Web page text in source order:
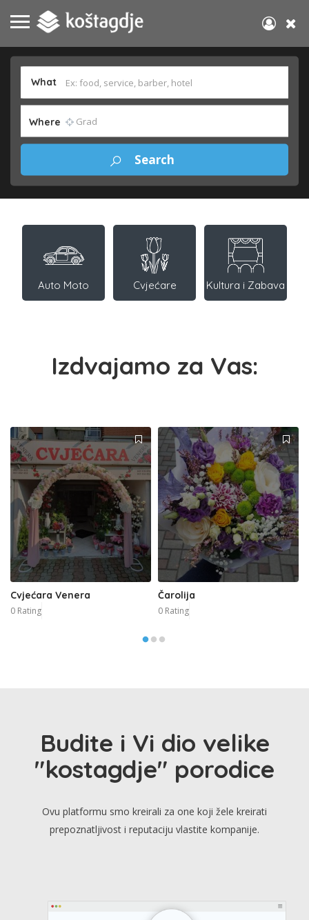
What
Where
Auto Moto Cvjećare Kultura i Zabava
Izdvajamo za Vas:
Cvjećara Venera
0 Rating
Čarolija
0 Rating
Budite i Vi dio velike
"kostagdje" porodice
Ovu platformu smo kreirali za one koji žele kreirati
prepoznatljivost i reputaciju vlastite kompanije.